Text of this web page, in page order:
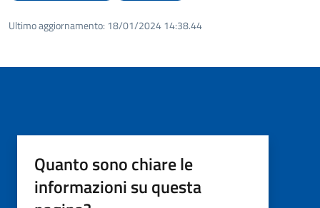
Ultimo aggiornamento: 18/01/2024 14:38.44
Quanto sono chiare le
informazioni su questa